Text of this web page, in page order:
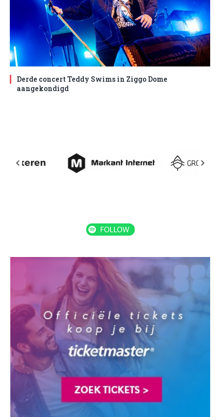
Derde concert Teddy Swims in Ziggo Dome
aangekondigd